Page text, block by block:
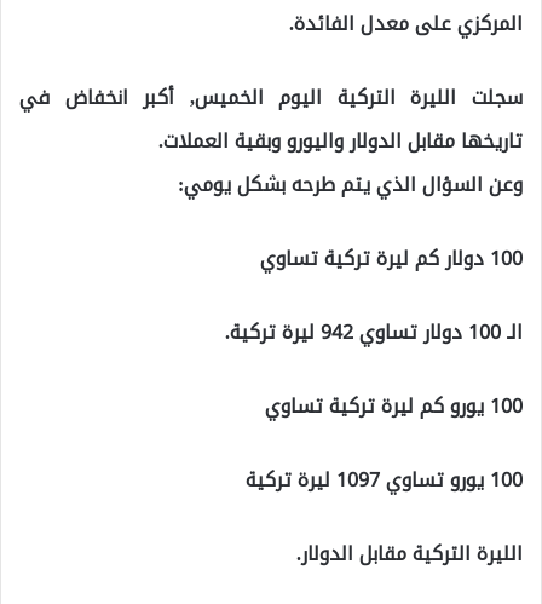
المركزي على معدل الفائدة.
سجلت الليرة التركية اليوم الخميس, أكبر انخفاض في
تاريخها مقابل الدولار واليورو وبقية العملات.
وعن السؤال الذي يتم طرحه بشكل يومي:
100 دولار كم ليرة تركية تساوي
الـ 100 دولار تساوي 942 ليرة تركية.
100 يورو كم ليرة تركية تساوي
100 يورو تساوي 1097 ليرة تركية
الليرة التركية مقابل الدولار.